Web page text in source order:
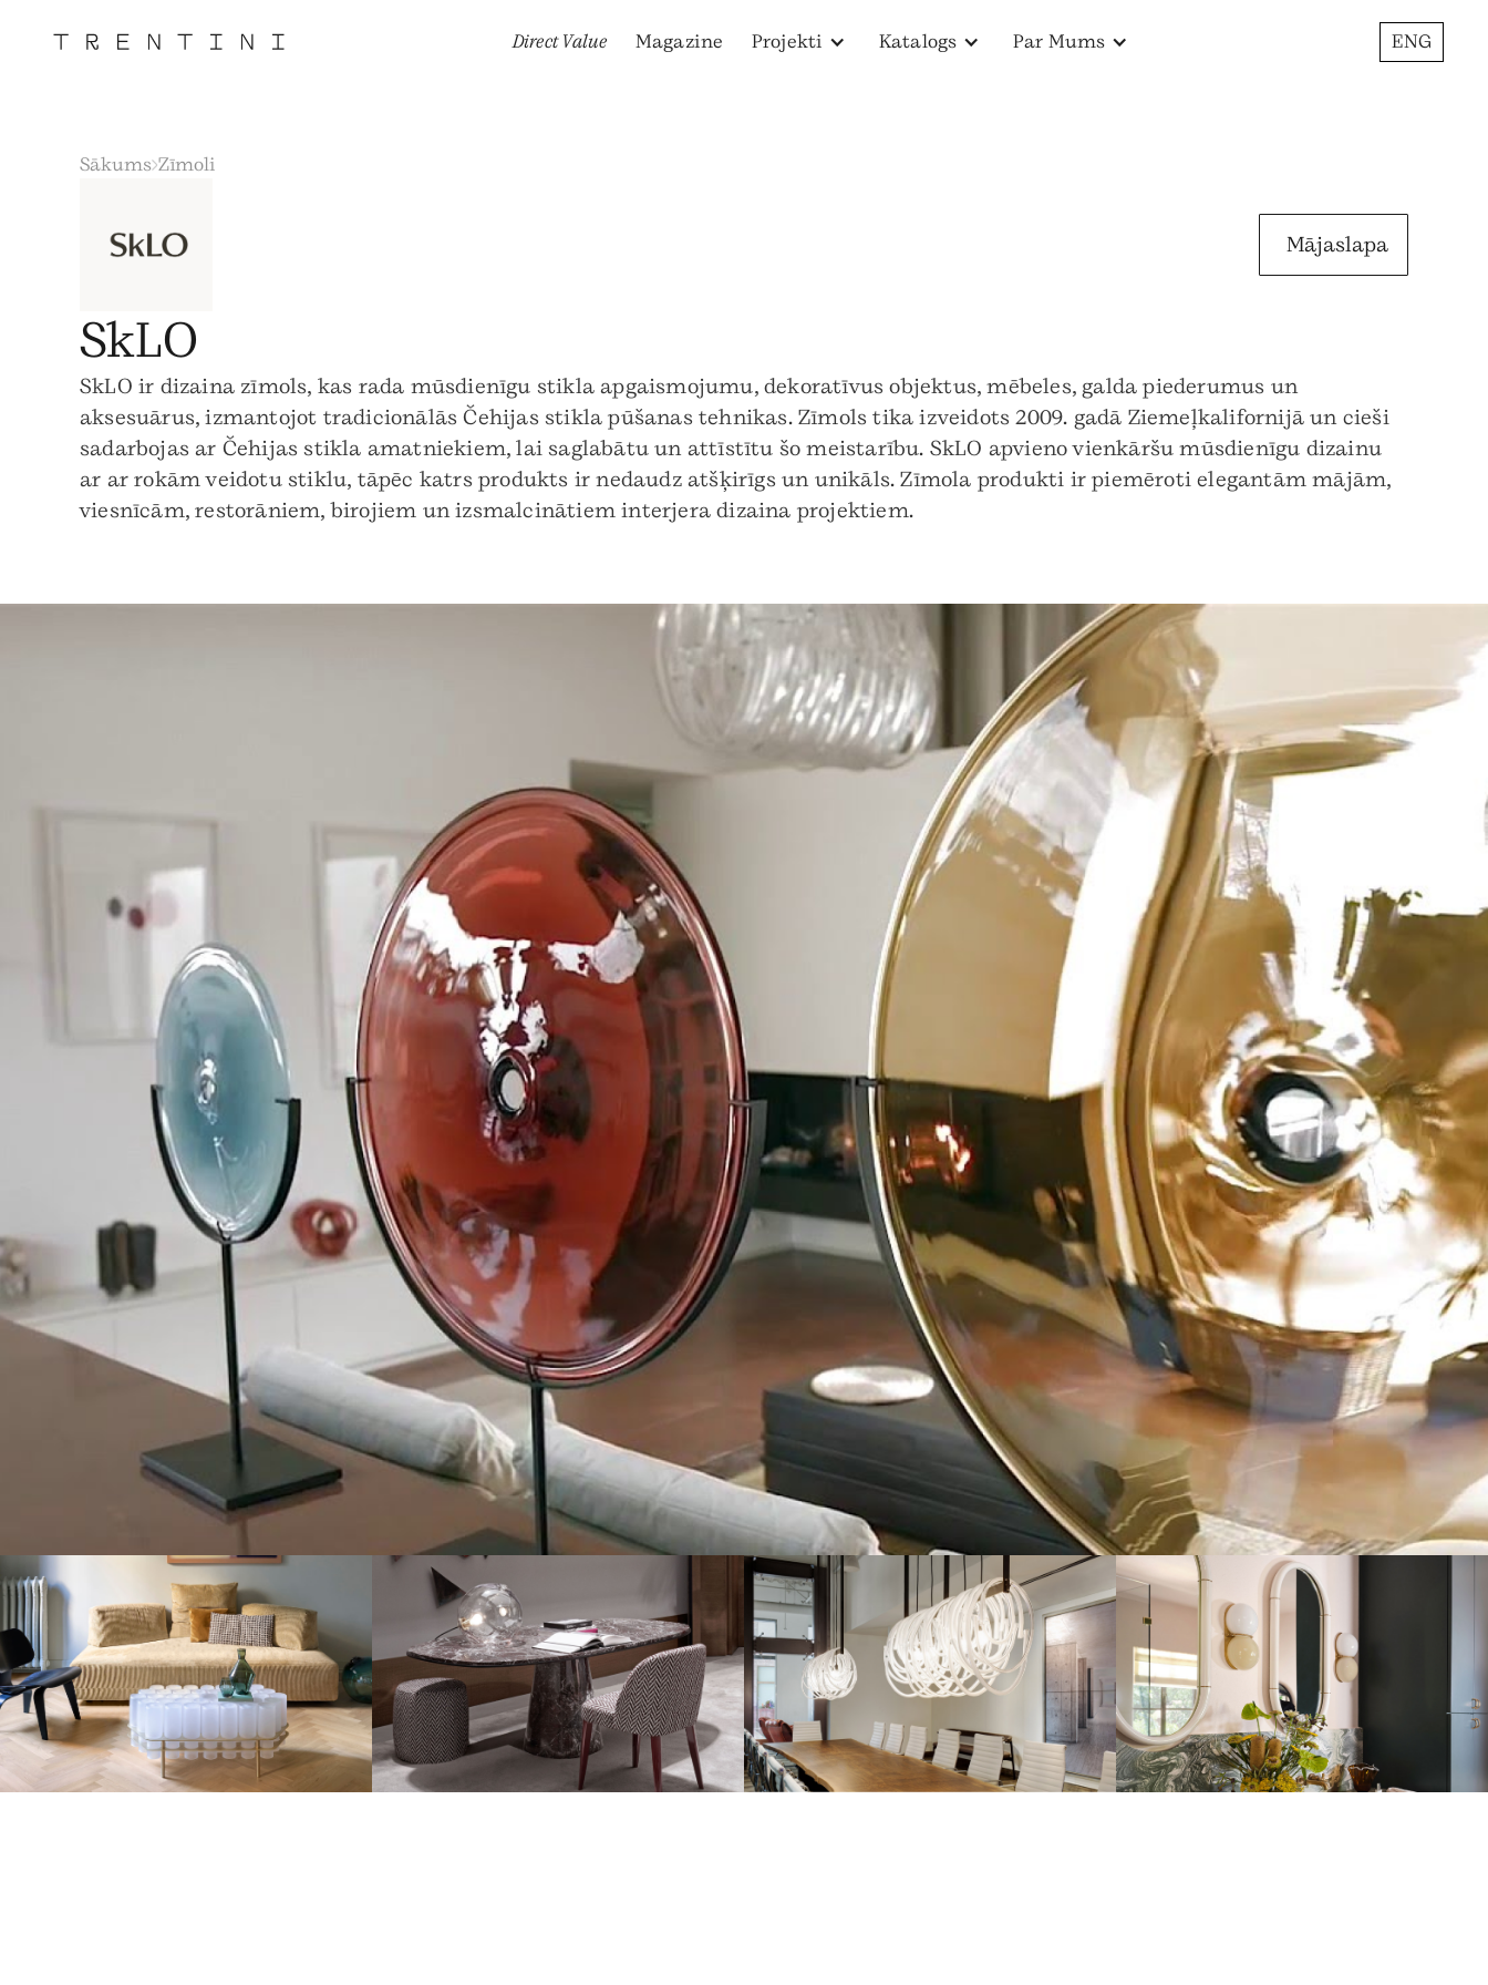
Direct Value Magazine Projekti Katalogs Par Mums ENG
Sākums Zīmoli
Mājaslapa
SkLO
SkLO ir dizaina zīmols, kas rada mūsdienīgu stikla apgaismojumu, dekoratīvus objektus, mēbeles, galda piederumus un
aksesuārus, izmantojot tradicionālās Čehijas stikla pūšanas tehnikas. Zīmols tika izveidots 2009. gadā Ziemeļkalifornijā un cieši
sadarbojas ar Čehijas stikla amatniekiem, lai saglabātu un attīstītu šo meistarību. SkLO apvieno vienkāršu mūsdienīgu dizainu
ar ar rokām veidotu stiklu, tāpēc katrs produkts ir nedaudz atšķirīgs un unikāls. Zīmola produkti ir piemēroti elegantām mājām,
viesnīcām, restorāniem, birojiem un izsmalcinātiem interjera dizaina projektiem.